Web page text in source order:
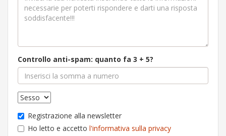
Controllo anti-spam: quanto fa 3 + 5?
Registrazione alla newsletter
Ho letto e accetto l'informativa sulla privacy